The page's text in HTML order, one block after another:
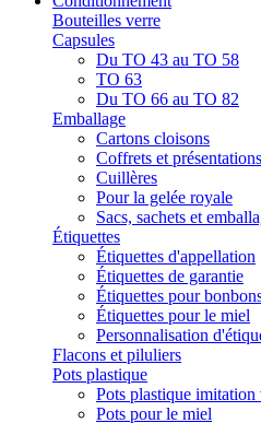
Bouteilles verre
Capsules
Du TO 43 au TO 58
TO 63
Du TO 66 au TO 82
Emballage
Cartons cloisons
Coffrets et présentations
Cuillères
Pour la gelée royale
Sacs, sachets et
Étiquettes
Étiquettes d'appellation
Étiquettes de garantie
Étiquettes pour
Étiquettes pour le miel
Personnalisation
Flacons et piluliers
Pots plastique
Pots plastique imitation
Pots pour le miel